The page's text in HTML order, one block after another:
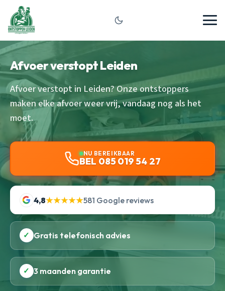
Afvoer verstopt Leiden
Afvoer verstopt in Leiden? Onze ontstoppers
maken elke afvoer weer vrij, vandaag nog als het
moet.
NU BEREIKBAAR
BEL 085 019 54 27
4,8★★★★★581 Google reviews
✓ Gratis telefonisch advies
✓ 3 maanden garantie